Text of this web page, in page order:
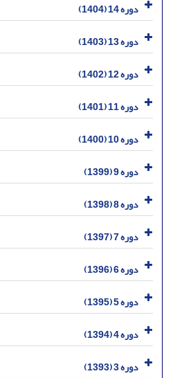
دوره 14 (1404)
دوره 13 (1403)
دوره 12 (1402)
دوره 11 (1401)
دوره 10 (1400)
دوره 9 (1399)
دوره 8 (1398)
دوره 7 (1397)
دوره 6 (1396)
دوره 5 (1395)
دوره 4 (1394)
دوره 3 (1393)